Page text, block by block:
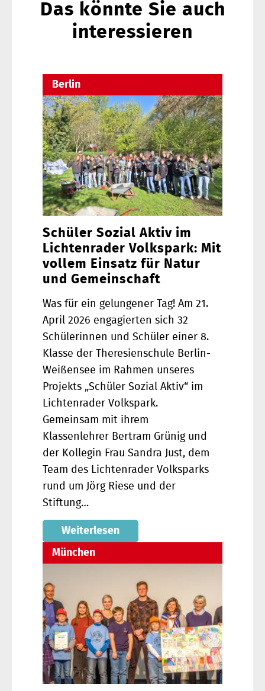
Das könnte Sie auch
interessieren
Berlin
Schüler Sozial Aktiv im
Lichtenrader Volkspark: Mit
vollem Einsatz für Natur
und Gemeinschaft
Was für ein gelungener Tag! Am 21.
April 2026 engagierten sich 32
Schülerinnen und Schüler einer 8.
Klasse der Theresienschule Berlin-
Weißensee im Rahmen unseres
Projekts „Schüler Sozial Aktiv“ im
Lichtenrader Volkspark.
Gemeinsam mit ihrem
Klassenlehrer Bertram Grünig und
der Kollegin Frau Sandra Just, dem
Team des Lichtenrader Volksparks
rund um Jörg Riese und der
Stiftung…
Weiterlesen
München